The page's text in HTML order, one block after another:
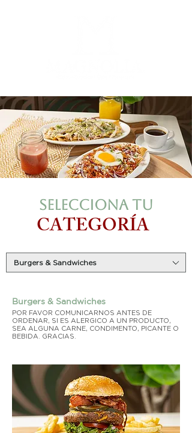
Selecciona tu
CATEGORÍA
Burgers & Sandwiches
Burgers & Sandwiches
POR FAVOR COMUNICARNOS ANTES DE
ORDENAR, SI ES ALERGICO A UN PRODUCTO,
SEA ALGUNA CARNE, CONDIMENTO, PICANTE O
BEBIDA. GRACIAS.